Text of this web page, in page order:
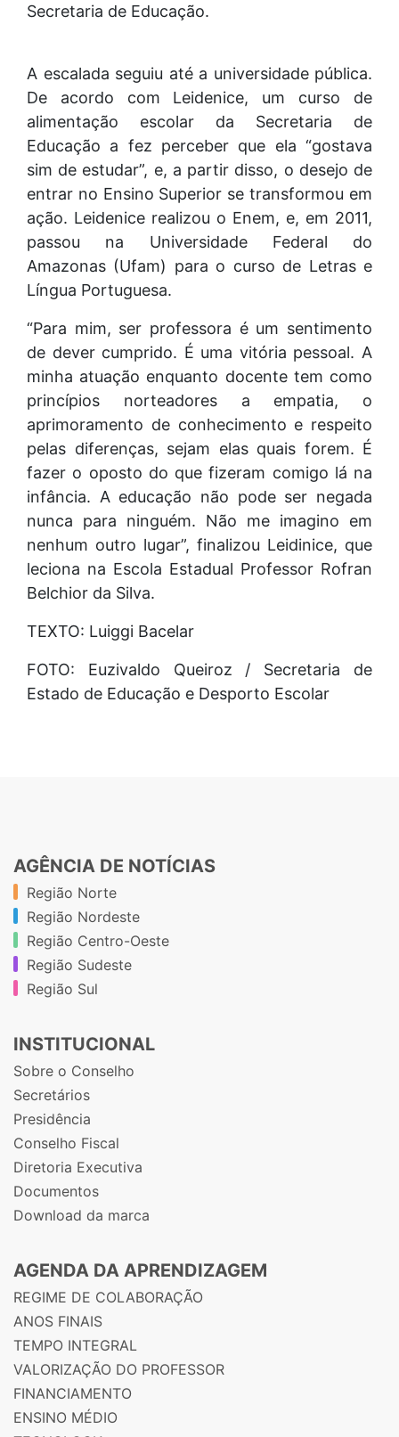
Secretaria de Educação.
A escalada seguiu até a universidade pública.
De acordo com Leidenice, um curso de
alimentação escolar da Secretaria de
Educação a fez perceber que ela “gostava
sim de estudar”, e, a partir disso, o desejo de
entrar no Ensino Superior se transformou em
ação. Leidenice realizou o Enem, e, em 2011,
passou na Universidade Federal do
Amazonas (Ufam) para o curso de Letras e
Língua Portuguesa.
“Para mim, ser professora é um sentimento
de dever cumprido. É uma vitória pessoal. A
minha atuação enquanto docente tem como
princípios norteadores a empatia, o
aprimoramento de conhecimento e respeito
pelas diferenças, sejam elas quais forem. É
fazer o oposto do que fizeram comigo lá na
infância. A educação não pode ser negada
nunca para ninguém. Não me imagino em
nenhum outro lugar”, finalizou Leidinice, que
leciona na Escola Estadual Professor Rofran
Belchior da Silva.
TEXTO: Luiggi Bacelar
FOTO: Euzivaldo Queiroz / Secretaria de
Estado de Educação e Desporto Escolar
AGÊNCIA DE NOTÍCIAS
Região Norte
Região Nordeste
Região Centro-Oeste
Região Sudeste
Região Sul
INSTITUCIONAL
Sobre o Conselho
Secretários
Presidência
Conselho Fiscal
Diretoria Executiva
Documentos
Download da marca
AGENDA DA APRENDIZAGEM
REGIME DE COLABORAÇÃO
ANOS FINAIS
TEMPO INTEGRAL
VALORIZAÇÃO DO PROFESSOR
FINANCIAMENTO
ENSINO MÉDIO